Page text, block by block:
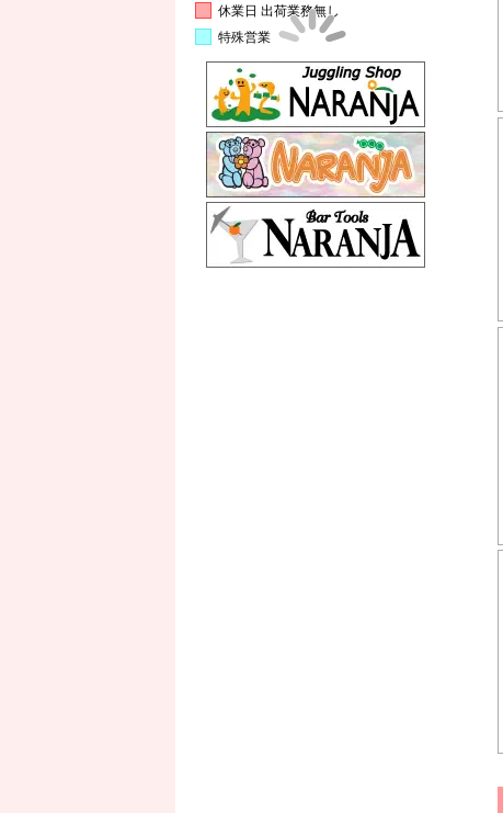
休業日 出荷業務無し
特殊営業